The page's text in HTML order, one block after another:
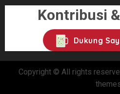
Kontribusi
Dukung
Copyright © All rights